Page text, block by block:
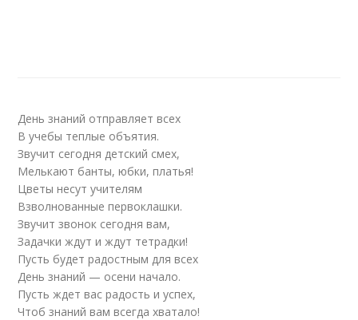
День знаний отправляет всех
В учебы теплые объятия.
Звучит сегодня детский смех,
Мелькают банты, юбки, платья!
Цветы несут учителям
Взволнованные первоклашки.
Звучит звонок сегодня вам,
Задачки ждут и ждут тетрадки!
Пусть будет радостным для всех
День знаний — осени начало.
Пусть ждет вас радость и успех,
Чтоб знаний вам всегда хватало!